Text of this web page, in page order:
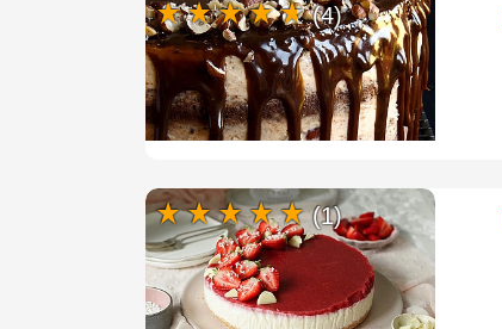
(4)
(1)